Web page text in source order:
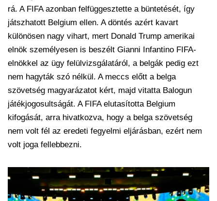
rá. A FIFA azonban felfüggesztette a büntetését, így
játszhatott Belgium ellen. A döntés azért kavart
különösen nagy vihart, mert Donald Trump amerikai
elnök személyesen is beszélt Gianni Infantino FIFA-
elnökkel az ügy felülvizsgálatáról, a belgák pedig ezt
nem hagyták szó nélkül. A meccs előtt a belga
szövetség magyarázatot kért, majd vitatta Balogun
játékjogosultságát. A FIFA elutasította Belgium
kifogását, arra hivatkozva, hogy a belga szövetség
nem volt fél az eredeti fegyelmi eljárásban, ezért nem
volt joga fellebbezni.